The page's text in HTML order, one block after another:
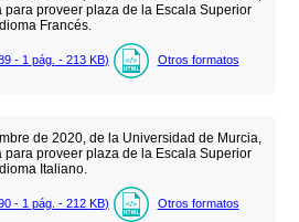
para proveer plaza de la Escala Superior
Francés.
- 1 pág. - 213 KB) Otros formatos
de 2020, de la Universidad de Murcia,
para proveer plaza de la Escala Superior
Italiano.
- 1 pág. - 212 KB) Otros formatos